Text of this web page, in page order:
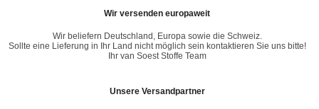
Wir versenden europaweit
Wir beliefern Deutschland, Europa sowie die Schweiz.
Sollte eine Lieferung in Ihr Land nicht möglich sein kontaktieren Sie uns bitte!
Ihr van Soest Stoffe Team
Unsere Versandpartner